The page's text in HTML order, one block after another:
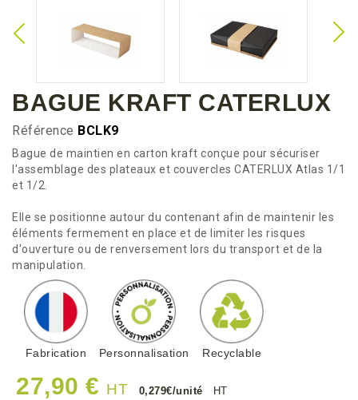
BAGUE KRAFT CATERLUX
Référence BCLK9
Bague de maintien en carton kraft conçue pour sécuriser
l'assemblage des plateaux et couvercles CATERLUX Atlas 1/1
et 1/2.
Elle se positionne autour du contenant afin de maintenir les
éléments fermement en place et de limiter les risques
d'ouverture ou de renversement lors du transport et de la
manipulation.
Fabrication Personnalisation Recyclable
27,90 € HT 0,279€/unité HT